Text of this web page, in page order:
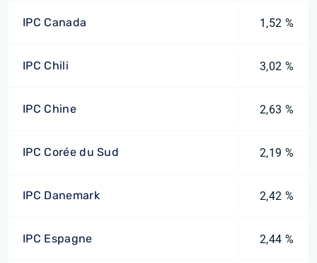
IPC Canada 1,52 %
IPC Chili 3,02 %
IPC Chine 2,63 %
IPC Corée du Sud 2,19 %
IPC Danemark 2,42 %
IPC Espagne 2,44 %